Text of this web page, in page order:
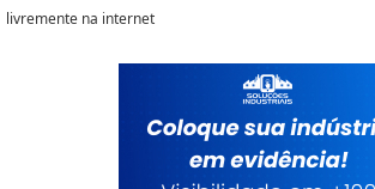
livremente na internet